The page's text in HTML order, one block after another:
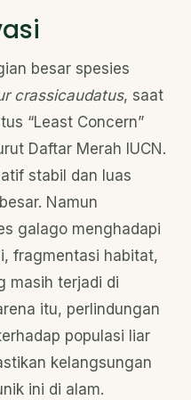
besar spesies
crassicaudatus, saat
“Least Concern”
Daftar Merah IUCN.
stabil dan luas
Namun
galago menghadapi
fragmentasi habitat,
masih terjadi di
itu, perlindungan
populasi liar
kelangsungan
ini di alam.